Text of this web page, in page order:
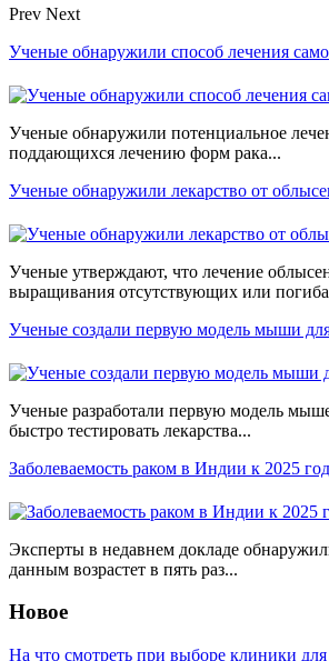
Prev Next
Ученые обнаружили способ лечения
Ученые обнаружили потенциальное
поддающихся лечению форм рака...
Ученые обнаружили лекарство от
Ученые утверждают, что лечение
выращивания отсутствующих или
Ученые создали первую модель мыши
Ученые разработали первую модель
быстро тестировать лекарства...
Заболеваемость раком в Индии к 2025
Эксперты в недавнем докладе
данным возрастет в пять раз...
Новое
На что смотреть при выборе клиники